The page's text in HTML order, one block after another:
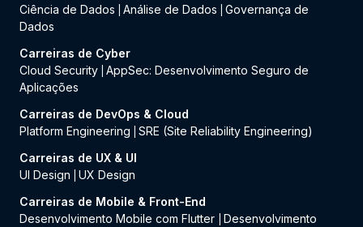
Ciência de Dados
Análise de Dados
Governança de
Dados
Carreiras de Cyber
Cloud Security AppSec: Desenvolvimento Seguro de
Aplicações
Carreiras de DevOps & Cloud
Platform Engineering
SRE (Site Reliability Engineering)
Carreiras de UX & UI
UI Design
UX Design
Carreiras de Mobile & Front-End
Desenvolvimento Mobile com Flutter
Desenvolvimento